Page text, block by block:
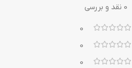
0 نقد و بررسی
0
0
0